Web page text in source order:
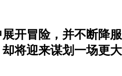
开冒险，并不断降
将迎来谋划一场更